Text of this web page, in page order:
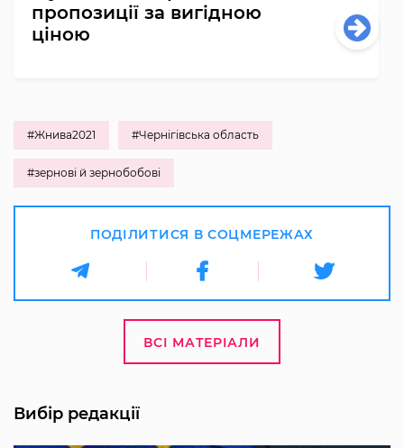
пропозиції за вигідною
ціною
#Жнива2021 #Чернігівська область
#зернові й зернобобові
ПОДІЛИТИСЯ В СОЦМЕРЕЖАХ
ВСІ МАТЕРІАЛИ
Вибір редакції